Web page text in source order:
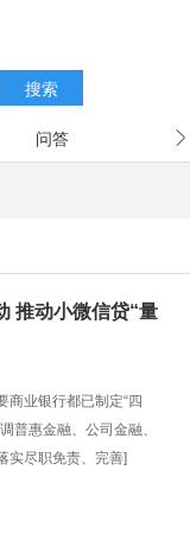
搜索
问答
推动小微信贷“量
商业银行都已制定“四
普惠金融、公司金融、
实尽职免责、完善]